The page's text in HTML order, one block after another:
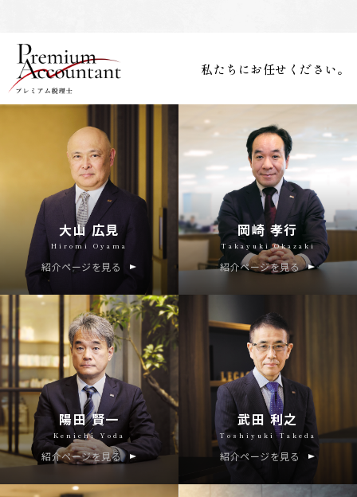
私たちにお任せください。
大山 広見
Hiromi Oyama
紹介ページを見る
岡崎 孝行
Takayuki Okazaki
紹介ページを見る
陽田 賢一
Kenichi Yoda
紹介ページを見る
武田 利之
Toshiyuki Takeda
紹介ページを見る